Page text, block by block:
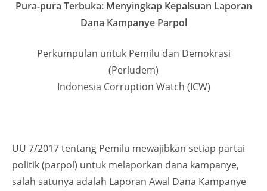
Pura-pura Terbuka: Menyingkap Kepalsuan Laporan
Dana Kampanye Parpol
Perkumpulan untuk Pemilu dan Demokrasi
(Perludem)
Indonesia Corruption Watch (ICW)
UU 7/2017 tentang Pemilu mewajibkan setiap partai
politik (parpol) untuk melaporkan dana kampanye,
salah satunya adalah Laporan Awal Dana Kampanye